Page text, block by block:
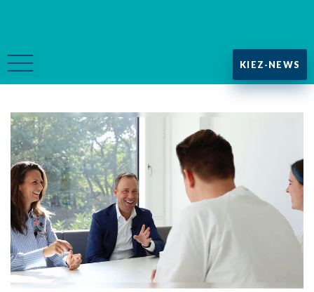
KIEZ-NEWS